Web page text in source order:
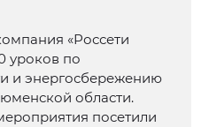
«Россети
уроков по
и энергосбережению
области.
посетили